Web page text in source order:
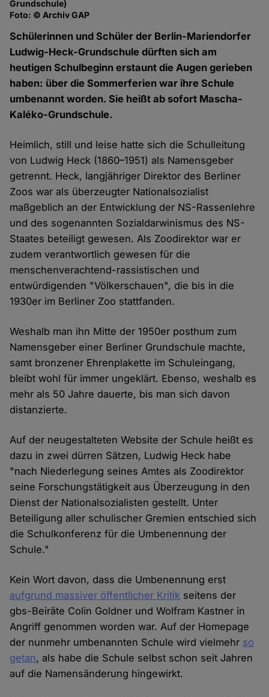
Grundschule)
Foto: © Archiv GAP
Schülerinnen und Schüler der Berlin-Mariendorfer
Ludwig-Heck-Grundschule dürften sich am
heutigen Schulbeginn erstaunt die Augen gerieben
haben: über die Sommerferien war ihre Schule
umbenannt worden. Sie heißt ab sofort Mascha-
Kaléko-Grundschule.
Heimlich, still und leise hatte sich die Schulleitung
von Ludwig Heck (1860–1951) als Namensgeber
getrennt. Heck, langjähriger Direktor des Berliner
Zoos war als überzeugter Nationalsozialist
maßgeblich an der Entwicklung der NS-Rassenlehre
und des sogenannten Sozialdarwinismus des NS-
Staates beteiligt gewesen. Als Zoodirektor war er
zudem verantwortlich gewesen für die
menschenverachtend-rassistischen und
entwürdigenden "Völkerschauen", die bis in die
1930er im Berliner Zoo stattfanden.
Weshalb man ihn Mitte der 1950er posthum zum
Namensgeber einer Berliner Grundschule machte,
samt bronzener Ehrenplakette im Schuleingang,
bleibt wohl für immer ungeklärt. Ebenso, weshalb es
mehr als 50 Jahre dauerte, bis man sich davon
distanzierte.
Auf der neugestalteten Website der Schule heißt es
dazu in zwei dürren Sätzen, Ludwig Heck habe
"nach Niederlegung seines Amtes als Zoodirektor
seine Forschungstätigkeit aus Überzeugung in den
Dienst der Nationalsozialisten gestellt. Unter
Beteiligung aller schulischer Gremien entschied sich
die Schulkonferenz für die Umbenennung der
Schule."
Kein Wort davon, dass die Umbenennung erst
aufgrund massiver öffentlicher Kritik seitens der
gbs-Beiräte Colin Goldner und Wolfram Kastner in
Angriff genommen worden war. Auf der Homepage
der nunmehr umbenannten Schule wird vielmehr so
getan, als habe die Schule selbst schon seit Jahren
auf die Namensänderung hingewirkt.